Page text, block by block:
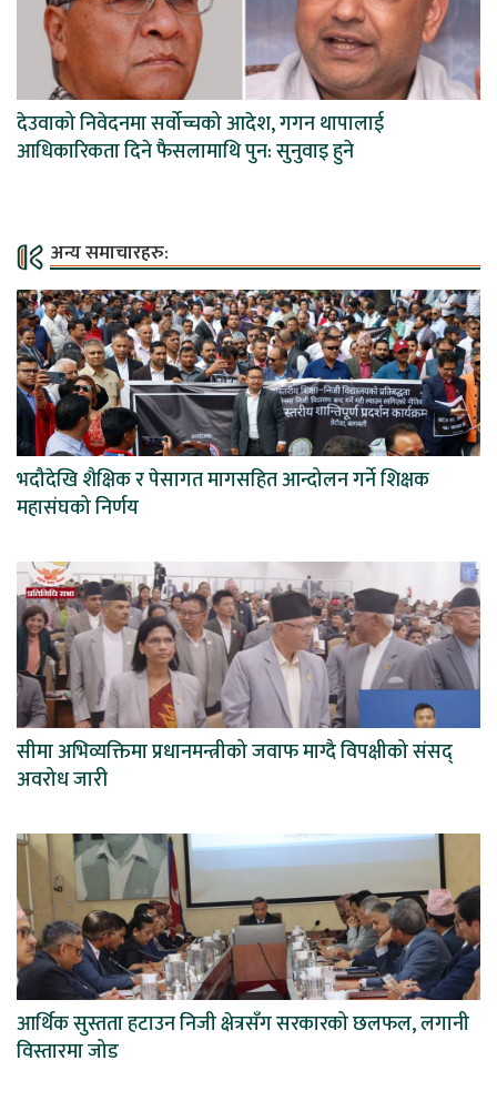
देउवाको निवेदनमा सर्वोच्चको आदेश, गगन थापालाई
आधिकारिकता दिने फैसलामाथि पुन: सुनुवाइ हुने
अन्य समाचारहरु:
भदौदेखि शैक्षिक र पेसागत मागसहित आन्दोलन गर्ने शिक्षक
महासंघको निर्णय
सीमा अभिव्यक्तिमा प्रधानमन्त्रीको जवाफ माग्दै विपक्षीको संसद्
अवरोध जारी
आर्थिक सुस्तता हटाउन निजी क्षेत्रसँग सरकारको छलफल, लगानी
विस्तारमा जोड